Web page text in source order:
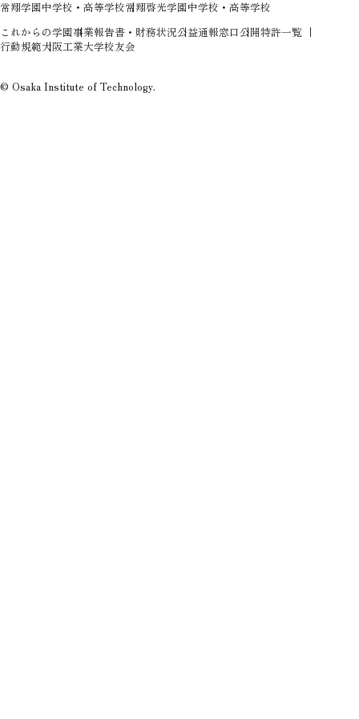
新入生特設ページ
オープン教育リソース（OIT OER）
障がいのある学生への支援（合理的配慮）
人権侵害防止への取り組み
常翔学園中学校・高等学校常翔啓光学園中学校・高等学校
これからの学園事業報告書・財務状況公益通報窓口公開特許一覧
行動規範大阪工業大学校友会
© Osaka Institute of Technology.